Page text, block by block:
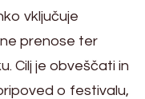
vključuje
prenose ter
Cilj je obveščati in
o festivalu,